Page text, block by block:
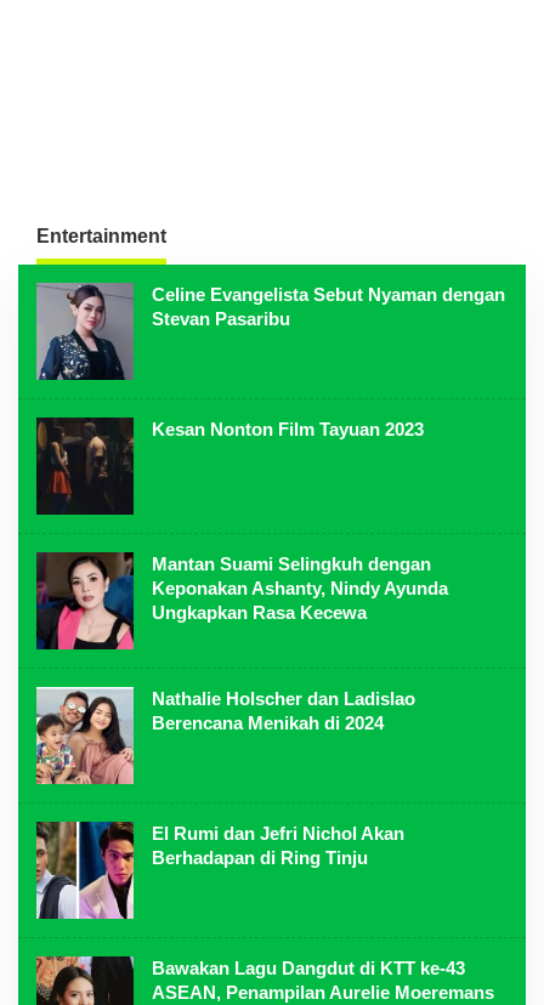
Entertainment
Celine Evangelista Sebut Nyaman dengan
Stevan Pasaribu
Kesan Nonton Film Tayuan 2023
Mantan Suami Selingkuh dengan
Keponakan Ashanty, Nindy Ayunda
Ungkapkan Rasa Kecewa
Nathalie Holscher dan Ladislao
Berencana Menikah di 2024
El Rumi dan Jefri Nichol Akan
Berhadapan di Ring Tinju
Bawakan Lagu Dangdut di KTT ke-43
ASEAN, Penampilan Aurelie Moeremans